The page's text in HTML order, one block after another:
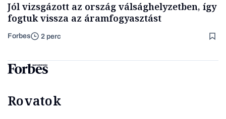
Jól vizsgázott az ország válsághelyzetben, így
fogtuk vissza az áramfogyasztást
Forbes 2 perc
Rovatok